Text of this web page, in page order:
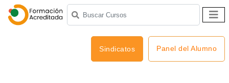
Sindicatos Panel del Alumno